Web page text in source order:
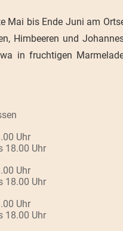
Mai bis Ende Juni am
Himbeeren und
in fruchtigen
Uhr
18.00 Uhr
Uhr
18.00 Uhr
Uhr
18.00 Uhr